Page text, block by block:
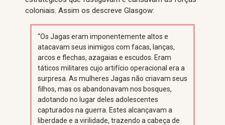
coloniais. Assim os descreve Glasgow:
“Os Jagas eram imponentemente altos e
atacavam seus inimigos com facas, lanças,
arcos e flechas, azagaias e escudos. Eram
táticos militares cujo artifício operacional era a
surpresa. As mulheres Jagas não criavam seus
filhos, mas os abandonavam nos bosques,
adotando no lugar deles adolescentes
capturados na guerra. Estes alcançavam a
liberdade e a virilidade, trazendo a cabeça de